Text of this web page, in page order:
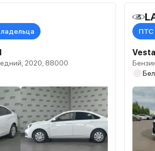
2020, 88000
ПТС